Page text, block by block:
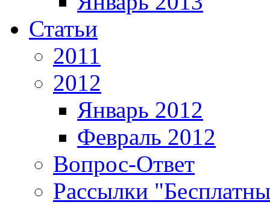
Статьи
2011
2012
Январь 2012
Февраль 2012
Вопрос-Ответ
Рассылки